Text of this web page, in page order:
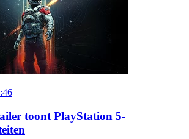
toont PlayStation 5-